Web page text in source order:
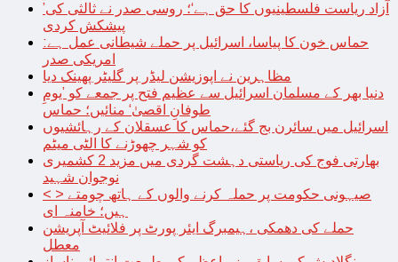
’آزاد ریاست فلسطینیوں کا حق ہے‘؛ روسی صدر نے ثالثی کی
پیشکش کردی
حماس خون کا پیاسا، اسرائیل پر حملے شیطانی عمل ہے:
امریکی صدر
مظاہرین نے اپوزیشن لیڈر پر گلیٹر پھینک دیا
دنیا بھر کے مسلمان اسرائیل سے عظیم فتح پر جمعے کو ’یومِ
طوفانِ اقصیٰ‘ منائیں؛ حماس
اسرائیل میں سائرن بج گئے،حماس کا عسقلان کے رہائشیوں
کو شہر چھوڑنے کا الٹی میٹم
بھارتی فوج کی ریاستی دہشت گردی میں مزید 2 کشمیری
نوجوان شہید
< > صیہونی حکومت پر حملہ کرنے والوں کے ہاتھ چومتے
ہیں؛ خامنہ ای
حملے کی دھمکی ،ہیمبرگ ایئر پورٹ پر فلائیٹ آپریشن
معطل